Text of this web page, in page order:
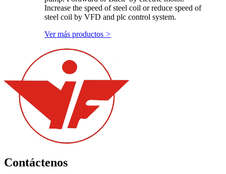
Increase the speed of steel coil or reduce speed of
steel coil by VFD and plc control system.
Ver más productos >
Contáctenos